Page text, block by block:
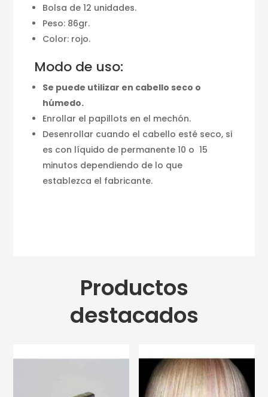
Bolsa de 12 unidades.
Peso: 86gr.
Color: rojo.
Modo de uso:
Se puede utilizar en cabello seco o
húmedo.
Enrollar el papillots en el mechón.
Desenrollar cuando el cabello esté seco, si
es con líquido de permanente 10 o 15
minutos dependiendo de lo que
establezca el fabricante.
Productos
destacados